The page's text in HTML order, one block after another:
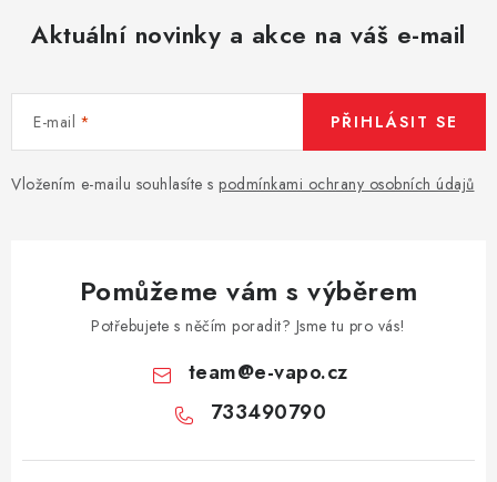
Aktuální novinky a akce na váš e-mail
E-mail
Vložením e-mailu souhlasíte s podmínkami ochrany osobních údajů
PŘIHLÁSIT SE
Pomůžeme vám s výběrem
Potřebujete s něčím poradit? Jsme tu pro vás!
team@e-vapo.cz
733490790